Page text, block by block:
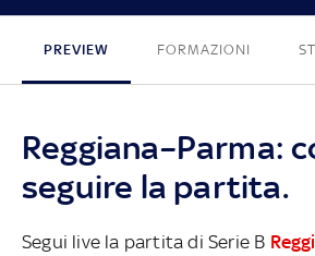
PREVIEW FORMAZIONI
Reggiana–Parma:
seguire la partita.
Segui live la partita di Serie B